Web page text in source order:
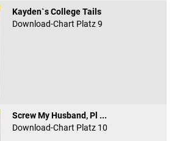
Kayden`s College Tails
Download-Chart Platz 9
Screw My Husband, Pl ...
Download-Chart Platz 10